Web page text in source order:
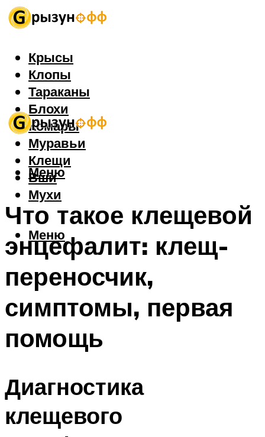
Крысы
Клопы
Тараканы
Блохи
Комары
Муравьи
Клещи
Вши
Мухи
Меню
Меню
Что такое клещевой
энцефалит: клещ-
переносчик,
симптомы, первая
помощь
Диагностика
клещевого